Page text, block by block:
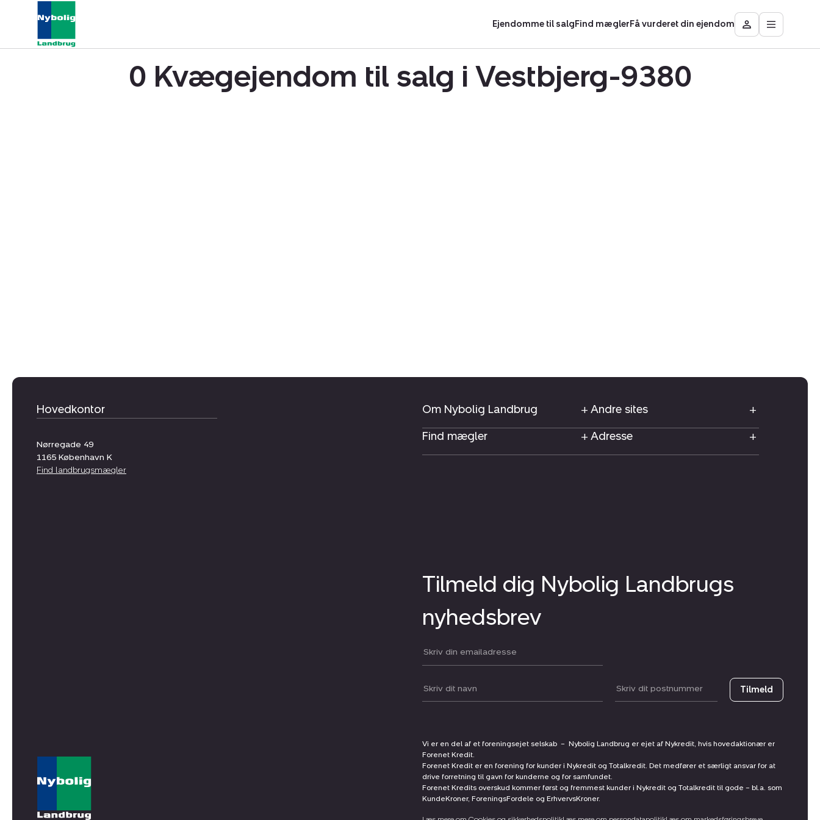
Ejendomme til salgFind mæglerFå vurderet din ejendom
Besøg
Mit
Åbn
0 Kvægejendom til salg i Vestbjerg-9380
Hovedkontor
Nørregade 49
1165 København K
Find landbrugsmægler
Om Nybolig Landbrug
Andre sites
Find mægler
Adresse
Tilmeld dig Nybolig Landbrugs
nyhedsbrev
Din email:
Dit navn: Postnummer Tilmeld
Vi er en del af et foreningsejet selskab – Nybolig Landbrug er ejet af Nykredit, hvis hovedaktionær er
Forenet Kredit.
Forenet Kredit er en forening for kunder i Nykredit og Totalkredit. Det medfører et særligt ansvar for at
drive forretning til gavn for kunderne og for samfundet.
Forenet Kredits overskud kommer først og fremmest kunder i Nykredit og Totalkredit til gode – bl.a. som
KundeKroner, ForeningsFordele og ErhvervsKroner.